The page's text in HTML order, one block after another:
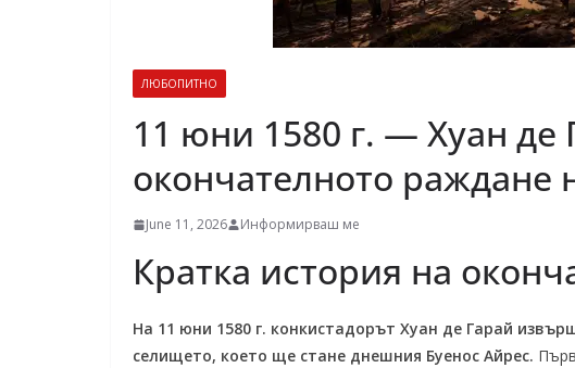
ЛЮБОПИТНО
11 юни 1580 г. — Хуан де
окончателното раждане
June 11, 2026 Информирваш ме
Кратка история на
На 11 юни 1580 г. конкистадорът Хуан де Гарай
селището, което ще стане днешния Буенос Айрес.